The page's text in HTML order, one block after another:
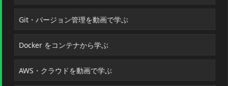
Git・バージョン管理を動画で学ぶ
Docker をコンテナから学ぶ
AWS・クラウドを動画で学ぶ